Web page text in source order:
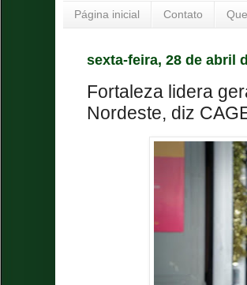
Página inicial Contato
sexta-feira, 28 de abril
Fortaleza lidera
Nordeste, diz